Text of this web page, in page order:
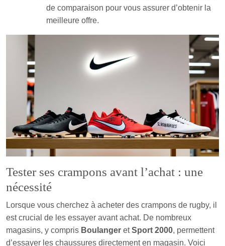
de comparaison pour vous assurer d’obtenir la
meilleure offre.
Tester ses crampons avant l’achat : une
nécessité
Lorsque vous cherchez à acheter des crampons de rugby, il
est crucial de les essayer avant achat. De nombreux
magasins, y compris Boulanger etSport 2000, permettent
d’essayer les chaussures directement en magasin. Voici